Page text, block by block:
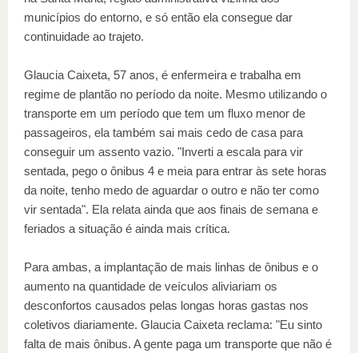
municípios do entorno, e só então ela consegue dar
continuidade ao trajeto.
Glaucia Caixeta, 57 anos, é enfermeira e trabalha em
regime de plantão no período da noite. Mesmo utilizando o
transporte em um período que tem um fluxo menor de
passageiros, ela também sai mais cedo de casa para
conseguir um assento vazio. "Inverti a escala para vir
sentada, pego o ônibus 4 e meia para entrar às sete horas
da noite, tenho medo de aguardar o outro e não ter como
vir sentada". Ela relata ainda que aos finais de semana e
feriados a situação é ainda mais crítica.
Para ambas, a implantação de mais linhas de ônibus e o
aumento na quantidade de veículos aliviariam os
desconfortos causados pelas longas horas gastas nos
coletivos diariamente. Glaucia Caixeta reclama: "Eu sinto
falta de mais ônibus. A gente paga um transporte que não é